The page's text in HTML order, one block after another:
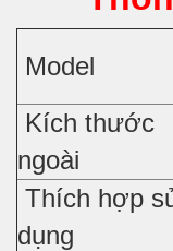
Model
Kích thước
ngoài
Thích hợp
dụng